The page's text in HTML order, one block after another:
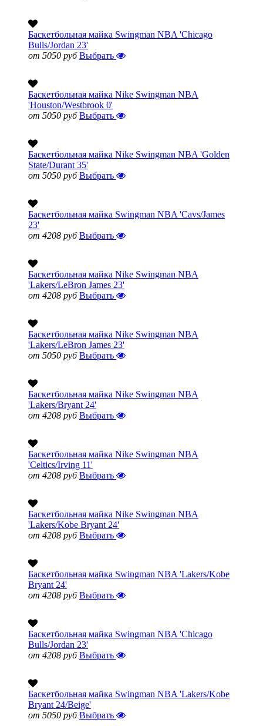
Баскетбольная майка Swingman NBA 'Chicago
Bulls/Jordan 23'
от 5050 руб Выбрать
Баскетбольная майка Nike Swingman NBA
'Houston/Westbrook 0'
от 5050 руб Выбрать
Баскетбольная майка Nike Swingman NBA 'Golden
State/Durant 35'
от 5050 руб Выбрать
Баскетбольная майка Swingman NBA 'Cavs/James
23'
от 4208 руб Выбрать
Баскетбольная майка Nike Swingman NBA
'Lakers/LeBron James 23'
от 4208 руб Выбрать
Баскетбольная майка Nike Swingman NBA
'Lakers/LeBron James 23'
от 5050 руб Выбрать
Баскетбольная майка Nike Swingman NBA
'Lakers/Bryant 24'
от 4208 руб Выбрать
Баскетбольная майка Nike Swingman NBA
'Celtics/Irving 11'
от 4208 руб Выбрать
Баскетбольная майка Nike Swingman NBA
'Lakers/Kobe Bryant 24'
от 4208 руб Выбрать
Баскетбольная майка Swingman NBA 'Lakers/Kobe
Bryant 24'
от 4208 руб Выбрать
Баскетбольная майка Swingman NBA 'Chicago
Bulls/Jordan 23'
от 4208 руб Выбрать
Баскетбольная майка Swingman NBA 'Lakers/Kobe
Bryant 24/Beige'
от 5050 руб Выбрать